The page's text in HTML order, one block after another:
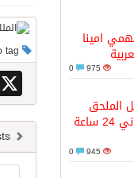
جديدًا إلى الفضاء
امينا
975
الملحق
العسكري الإيراني 24 ساعة
945
X